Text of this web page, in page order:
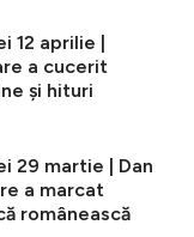
12 aprilie |
a cucerit
și hituri
29 martie | Dan
a marcat
românească